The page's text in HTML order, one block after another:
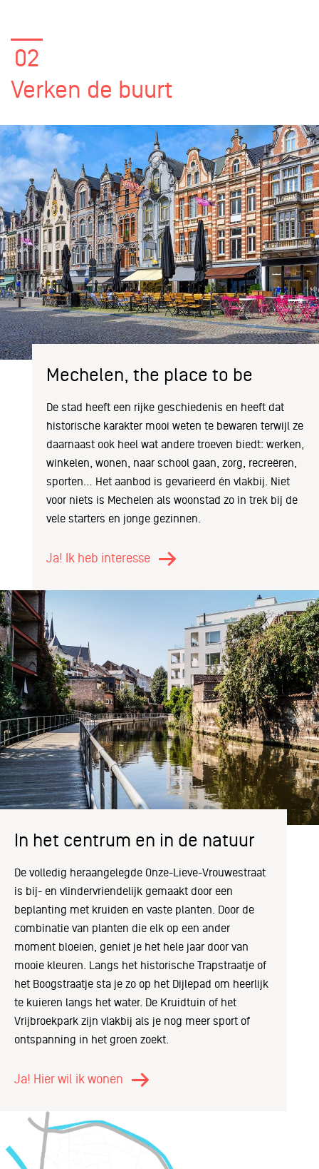
02
Verken de buurt
Mechelen, the place to be
De stad heeft een rijke geschiedenis en heeft dat
historische karakter mooi weten te bewaren terwijl ze
daarnaast ook heel wat andere troeven biedt: werken,
winkelen, wonen, naar school gaan, zorg, recreëren,
sporten… Het aanbod is gevarieerd én vlakbij. Niet
voor niets is Mechelen als woonstad zo in trek bij de
vele starters en jonge gezinnen.
Ja! Ik heb interesse
In het centrum en in de natuur
De volledig heraangelegde Onze-Lieve-Vrouwestraat
is bij- en vlindervriendelijk gemaakt door een
beplanting met kruiden en vaste planten. Door de
combinatie van planten die elk op een ander
moment bloeien, geniet je het hele jaar door van
mooie kleuren. Langs het historische Trapstraatje of
het Boogstraatje sta je zo op het Dijlepad om heerlijk
te kuieren langs het water. De Kruidtuin of het
Vrijbroekpark zijn vlakbij als je nog meer sport of
ontspanning in het groen zoekt.
Ja! Hier wil ik wonen